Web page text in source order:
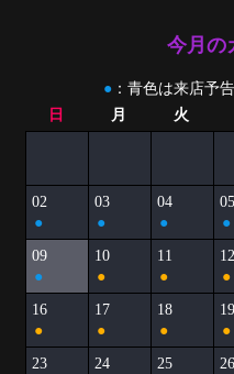
今月の
● ：青色は来店予
日
月 火
02
●
03
●
04
●
05
●
09
●
10
●
11
●
12
●
16
●
17
●
18
●
19
●
23
24
25
26